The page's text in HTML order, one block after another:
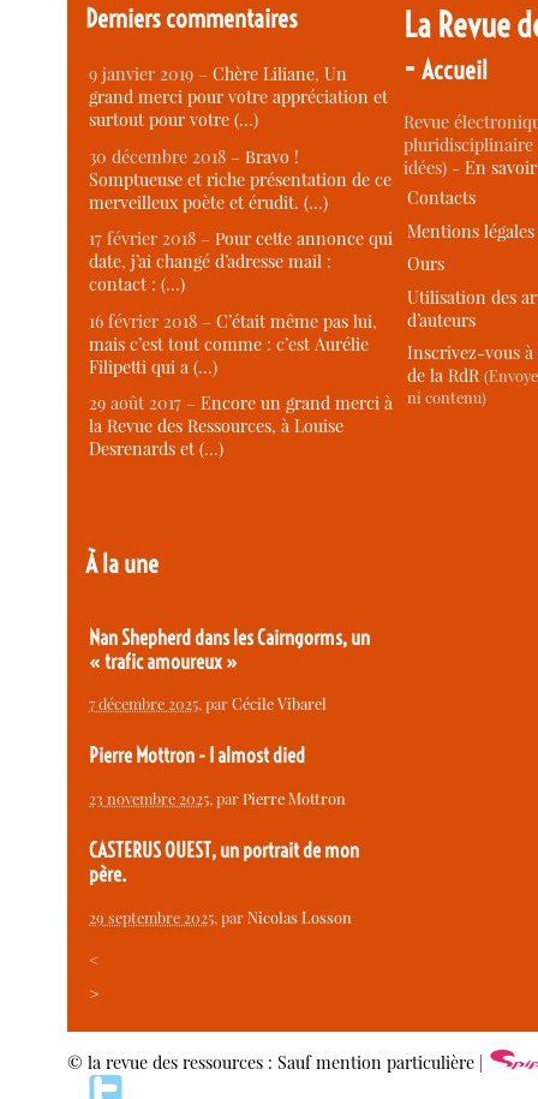
Derniers commentaires
9 janvier 2019 –Chère Liliane, Un
grand merci pour votre appréciation et
surtout pour votre (…)
30 décembre 2018 –Bravo !
Somptueuse et riche présentation de ce
merveilleux poète et érudit. (…)
17 février 2018 –Pour cette annonce qui
date, j’ai changé d’adresse mail :
contact : (…)
16 février 2018 –C’était même pas lui,
mais c’est tout comme : c’est Aurélie
Filipetti qui a (…)
29 août 2017 –Encore un grand merci à
la Revue des Ressources, à Louise
Desrenards et (…)
À la une
Nan Shepherd dans les Cairngorms, un
« trafic amoureux »
7 décembre 2025, parCécile Vibarel
Pierre Mottron - I almost died
23 novembre 2025, parPierre Mottron
CASTERUS OUEST, un portrait de mon
père.
29 septembre 2025, parNicolas Losson
<
>
La Revue
-Accueil
Revue
idées) -En
Contacts
Mentions légales
Ours
Utilisation des
d’auteurs
Inscrivez-vous
de la RdR
ni contenu)
© la revue des ressources : Sauf mention particulière |